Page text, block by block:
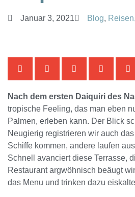
Januar 3, 2021 Blog,
Nach dem ersten Daiquiri des
tropische Feeling, das man eben
Palmen, erleben kann. Der Blick
Neugierig registrieren wir auch
Schiffe kommen, andere laufen
Schnell avanciert diese Terrasse,
Restaurant argwöhnisch beäugt
das Menu und trinken dazu